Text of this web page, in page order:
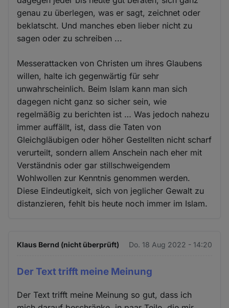
genau zu überlegen, was er sagt, zeichnet oder
beklatscht. Und manches eben lieber nicht zu
sagen oder zu schreiben ...
Messerattacken von Christen um ihres Glaubens
willen, halte ich gegenwärtig für sehr
unwahrscheinlich. Beim Islam kann man sich
dagegen nicht ganz so sicher sein, wie
regelmäßig zu berichten ist … Was jedoch nahezu
immer auffällt, ist, dass die Taten von
Gleichgläubigen oder höher Gestellten nicht scharf
verurteilt, sondern allem Anschein nach eher mit
Verständnis oder gar stillschweigendem
Wohlwollen zur Kenntnis genommen werden.
Diese Eindeutigkeit, sich von jeglicher Gewalt zu
distanzieren, fehlt bis heute noch immer im Islam.
Klaus Bernd (nicht überprüft) Do. 18 Aug 2022 - 14:20
Der Text trifft meine Meinung
Der Text trifft meine Meinung so gut, dass ich